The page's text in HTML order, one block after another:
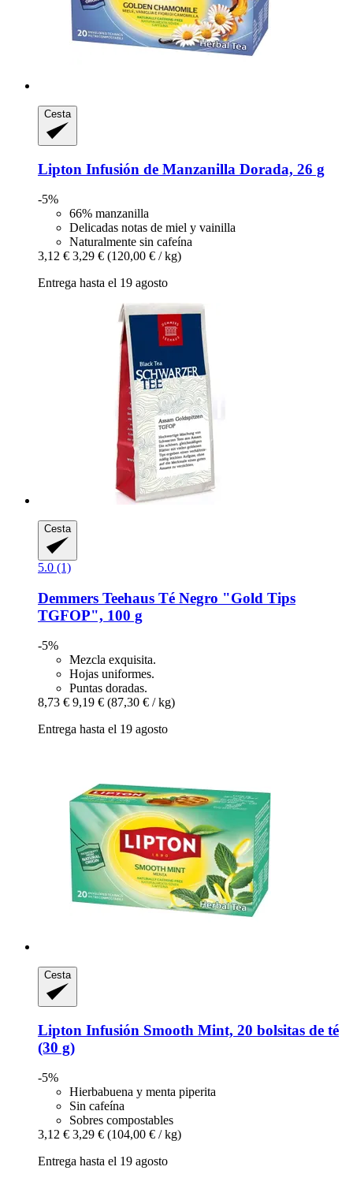
Cesta
Lipton Infusión de Manzanilla Dorada, 26 g
-5%
66% manzanilla
Delicadas notas de miel y vainilla
Naturalmente sin cafeína
3,12 € 3,29 € (120,00 € / kg)
Entrega hasta el 19 agosto
Cesta
5.0 (1)
Demmers Teehaus Té Negro "Gold Tips
TGFOP", 100 g
-5%
Mezcla exquisita.
Hojas uniformes.
Puntas doradas.
8,73 € 9,19 € (87,30 € / kg)
Entrega hasta el 19 agosto
Cesta
Lipton Infusión Smooth Mint, 20 bolsitas de té
(30 g)
-5%
Hierbabuena y menta piperita
Sin cafeína
Sobres compostables
3,12 € 3,29 € (104,00 € / kg)
Entrega hasta el 19 agosto